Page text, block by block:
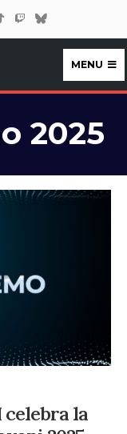
MENU
2025
celebra la